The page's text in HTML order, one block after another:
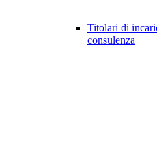
Titolari di
consulenza